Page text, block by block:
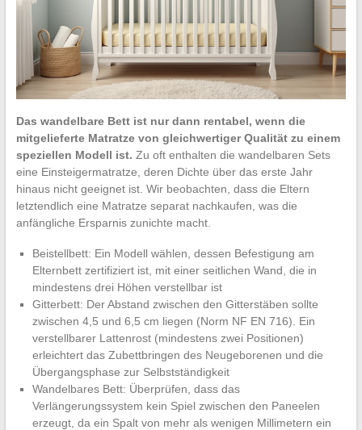
Das wandelbare Bett ist nur dann rentabel, wenn die
mitgelieferte Matratze von gleichwertiger Qualität zu einem
speziellen Modell ist. Zu oft enthalten die wandelbaren Sets
eine Einsteigermatratze, deren Dichte über das erste Jahr
hinaus nicht geeignet ist. Wir beobachten, dass die Eltern
letztendlich eine Matratze separat nachkaufen, was die
anfängliche Ersparnis zunichte macht.
Beistellbett: Ein Modell wählen, dessen Befestigung am
Elternbett zertifiziert ist, mit einer seitlichen Wand, die in
mindestens drei Höhen verstellbar ist
Gitterbett: Der Abstand zwischen den Gitterstäben sollte
zwischen 4,5 und 6,5 cm liegen (Norm NF EN 716). Ein
verstellbarer Lattenrost (mindestens zwei Positionen)
erleichtert das Zubettbringen des Neugeborenen und die
Übergangsphase zur Selbstständigkeit
Wandelbares Bett: Überprüfen, dass das
Verlängerungssystem kein Spiel zwischen den Paneelen
erzeugt, da ein Spalt von mehr als wenigen Millimetern ein